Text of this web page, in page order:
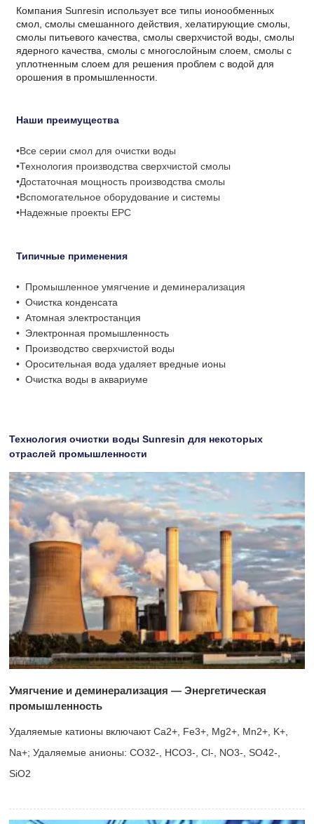
Компания Sunresin использует все типы ионообменных
смол, смолы смешанного действия, хелатирующие смолы,
смолы питьевого качества, смолы сверхчистой воды, смолы
ядерного качества, смолы с многослойным слоем, смолы с
уплотненным слоем для решения проблем с водой для
орошения в промышленности.
Наши преимущества
•Все серии смол для очистки воды
•Технология производства сверхчистой смолы
•Достаточная мощность производства смолы
•Вспомогательное оборудование и системы
•Надежные проекты EPC
Типичные применения
• Промышленное умягчение и деминерализация
•Очистка конденсата
•Атомная электростанция
• Электронная промышленность
• Производство сверхчистой воды
•Оросительная вода удаляет вредные ионы
•Очистка воды в аквариуме
Технология очистки воды Sunresin для некоторых
отраслей промышленности
Умягчение и деминерализация — Энергетическая
промышленность
Удаляемые катионы включают Ca2+, Fe3+, Mg2+, Mn2+, K+,
Na+; Удаляемые анионы: CO32-, HCO3-, Cl-, NO3-, SO42-,
SiO2